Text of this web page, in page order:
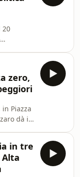
con
le
20
di
quelle
per
lotta
zero,
in Piazza
dà il
rifiuti
in tre